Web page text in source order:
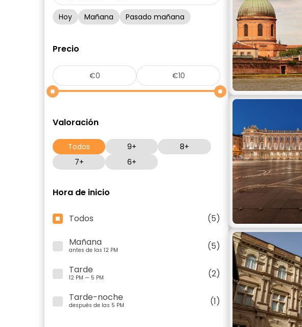
Hoy Mañana Pasado mañana
Precio
Valoración
Todos 9+
8+
7+
6+
Hora de inicio
Todos
(5)
Mañana
antes de las 12 PM
(5)
Tarde
12 PM — 5 PM
(2)
Tarde-noche
después de las 5 PM (1)